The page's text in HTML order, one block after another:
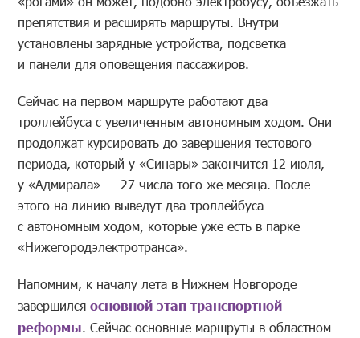
препятствия и расширять маршруты. Внутри
установлены зарядные устройства, подсветка
и панели для оповещения пассажиров.
Сейчас на первом маршруте работают два
троллейбуса с увеличенным автономным ходом. Они
продолжат курсировать до завершения тестового
периода, который у «Синары» закончится 12 июля,
у «Адмирала» — 27 числа того же месяца. После
этого на линию выведут два троллейбуса
с автономным ходом, которые уже есть в парке
«Нижегородэлектротранса».
Напомним, к началу лета в Нижнем Новгороде
завершилсяосновной этап транспортной
реформы. Сейчас основные маршруты в областном